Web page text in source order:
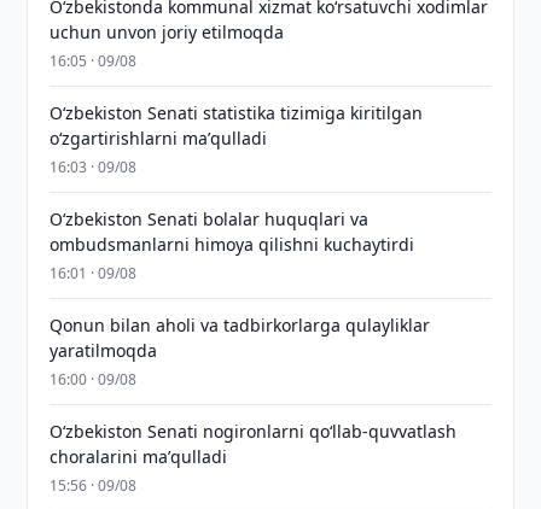
Oʻzbekistonda kommunal xizmat koʻrsatuvchi xodimlar
uchun unvon joriy etilmoqda
16:05 · 09/08
Oʻzbekiston Senati statistika tizimiga kiritilgan
oʻzgartirishlarni maʼqulladi
16:03 · 09/08
Oʻzbekiston Senati bolalar huquqlari va
ombudsmanlarni himoya qilishni kuchaytirdi
16:01 · 09/08
Qonun bilan aholi va tadbirkorlarga qulayliklar
yaratilmoqda
16:00 · 09/08
Oʻzbekiston Senati nogironlarni qoʻllab-quvvatlash
choralarini maʼqulladi
15:56 · 09/08